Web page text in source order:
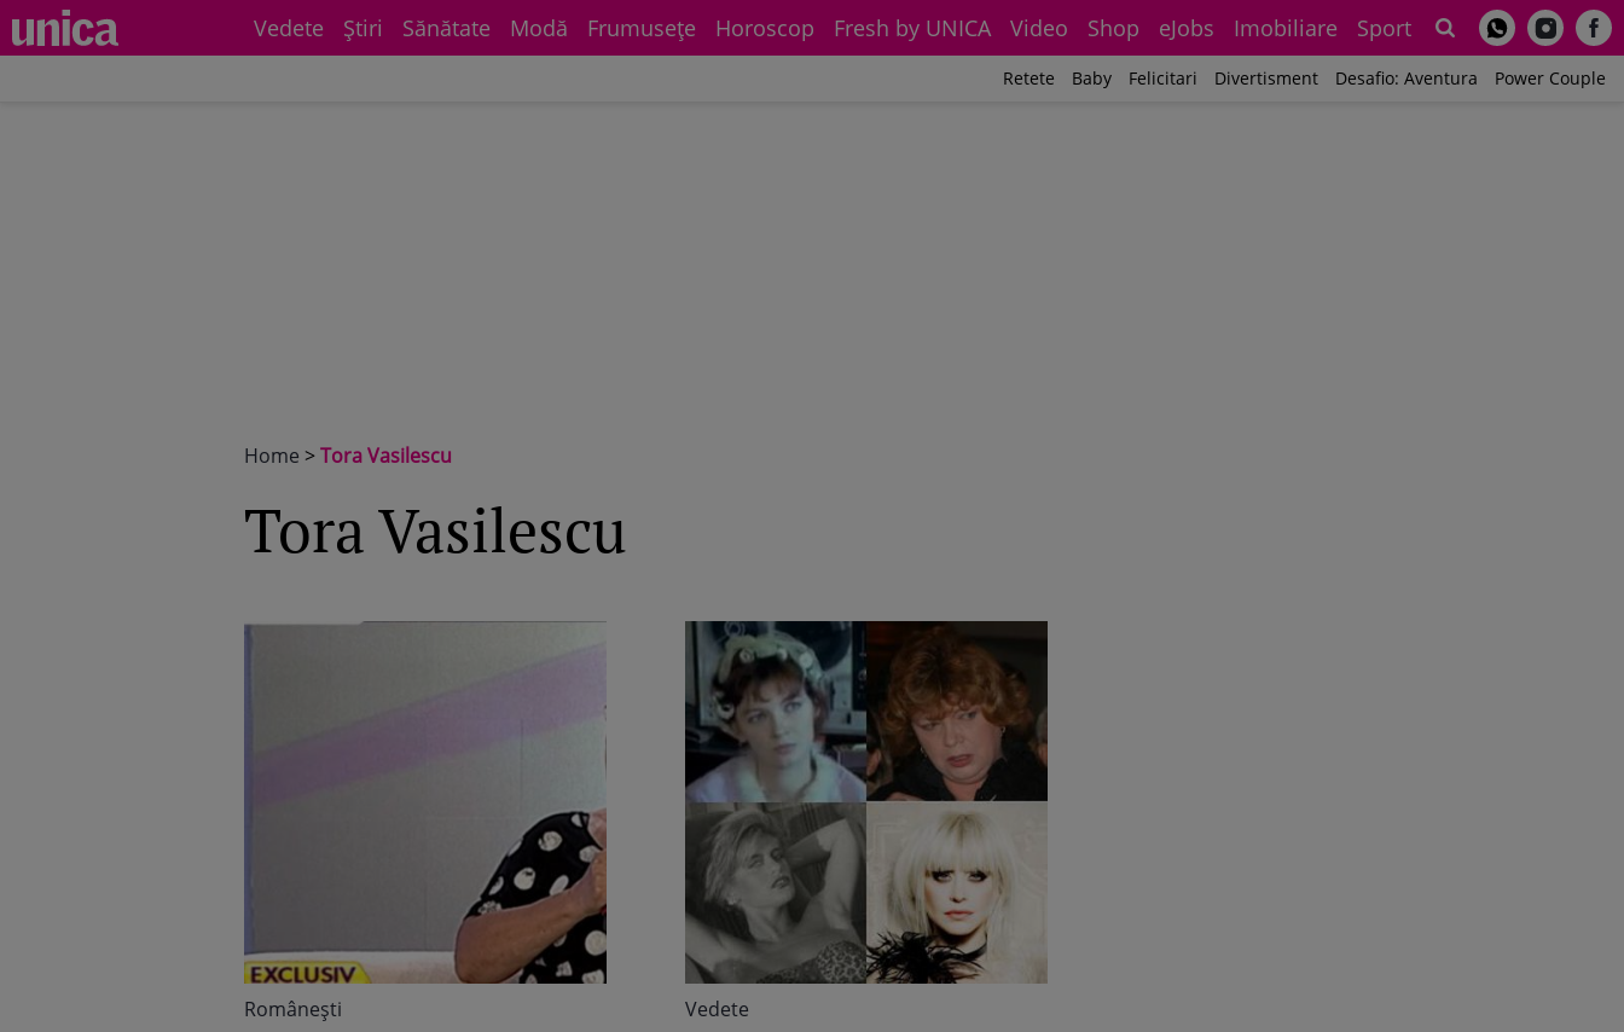
Vedete Știri Sănătate Modă Frumuseţe Horoscop Fresh by UNICA Video Shop eJobs Imobiliare Sport
Retete Baby Felicitari Divertisment Desafio: Aventura Power Couple
Home >Tora Vasilescu
Tora Vasilescu
Româneşti Vedete